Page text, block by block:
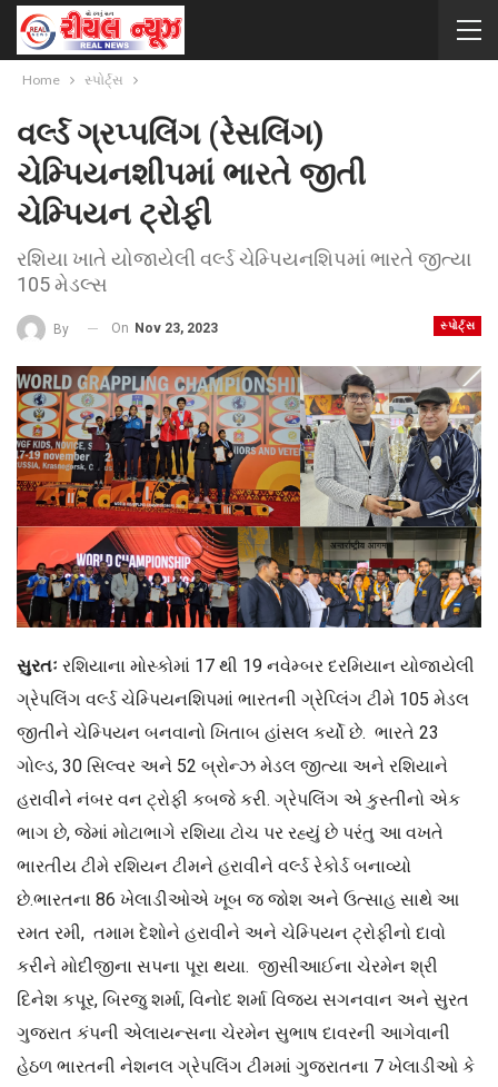
Home સ્પોર્ટ્સ
વર્લ્ડ ગ્રપ્પલિંગ (રેસલિંગ)
ચેમ્પિયનશીપમાં ભારતે જીતી
ચેમ્પિયન ટ્રોફી
રશિયા ખાતે યોજાયેલી વર્લ્ડ ચેમ્પિયનશિપમાં ભારતે જીત્યા
105 મેડલ્સ
સ્પોર્ટ્સ
By On Nov 23, 2023
સુરતઃ રશિયાના મોસ્કોમાં 17 થી 19 નવેમ્બર દરમિયાન યોજાયેલી
ગ્રેપલિંગ વર્લ્ડ ચેમ્પિયનશિપમાં ભારતની ગ્રેપ્લિંગ ટીમે 105 મેડલ
જીતીને ચેમ્પિયન બનવાનો ખિતાબ હાંસલ કર્યો છે. ભારતે 23
ગોલ્ડ, 30 સિલ્વર અને 52 બ્રોન્ઝ મેડલ જીત્યા અને રશિયાને
હરાવીને નંબર વન ટ્રોફી કબજે કરી. ગ્રેપલિંગ એ કુસ્તીનો એક
ભાગ છે, જેમાં મોટાભાગે રશિયા ટોચ પર રહ્યું છે પરંતુ આ વખતે
ભારતીય ટીમે રશિયન ટીમને હરાવીને વર્લ્ડ રેકોર્ડ બનાવ્યો
છે.ભારતના 86 ખેલાડીઓએ ખૂબ જ જોશ અને ઉત્સાહ સાથે આ
રમત રમી, તમામ દેશોને હરાવીને અને ચેમ્પિયન ટ્રોફીનો દાવો
કરીને મોદીજીના સપના પૂરા થયા. જીસીઆઈના ચેરમેન શ્રી
દિનેશ કપૂર, બિરજુ શર્મા, વિનોદ શર્મા વિજય સગનવાન અને સુરત
ગુજરાત કંપની એલાયન્સના ચેરમેન સુભાષ દાવરની આગેવાની
હેઠળ ભારતની નેશનલ ગ્રેપલિંગ ટીમમાં ગુજરાતના 7 ખેલાડીઓ કે